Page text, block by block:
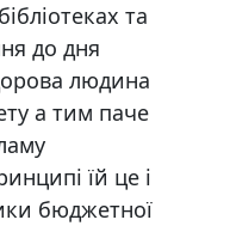
та
до дня
людина
а тим паче
їй це і
бюджетної